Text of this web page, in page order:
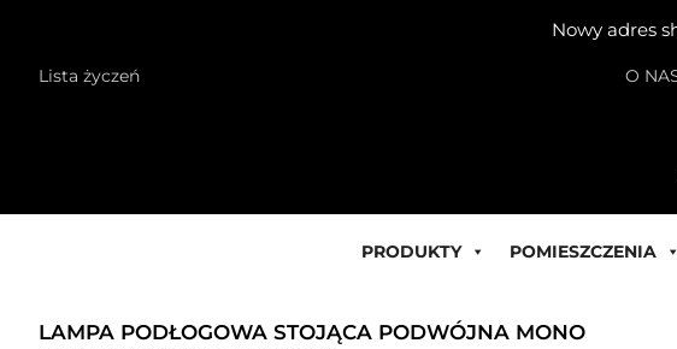
Nowy adres
Lista życzeń O
PRODUKTY POMIESZCZENIA
LAMPA PODŁOGOWA STOJĄCA PODWÓJNA MONO